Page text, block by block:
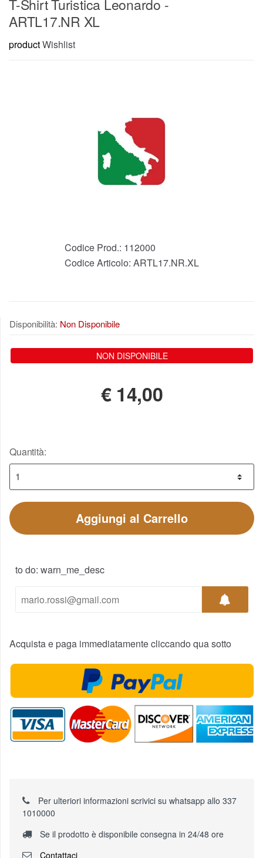
T-Shirt Turistica Leonardo -
ARTL17.NR XL
productWishlist
Codice Prod.: 112000
Codice Articolo: ARTL17.NR.XL
Disponibilità: Non Disponibile
NON DISPONIBILE
€ 14,00
Quantità:
Aggiungi al Carrello
to do: warn_me_desc
Acquista e paga immediatamente cliccando qua sotto
Per ulteriori informazioni scrivici su whatsapp allo 337
1010000
Se il prodotto è disponibile consegna in 24/48 ore
Contattaci